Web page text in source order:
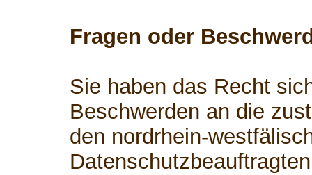
Fragen oder
Sie haben das Recht
Beschwerden an die
den nordrhein-